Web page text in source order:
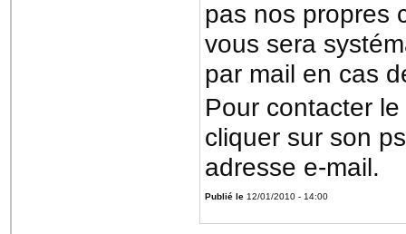
pas nos propres
vous sera
par mail en cas
Pour contacter
cliquer sur son
adresse e-mail.
Publié le 12/01/2010 - 14:00